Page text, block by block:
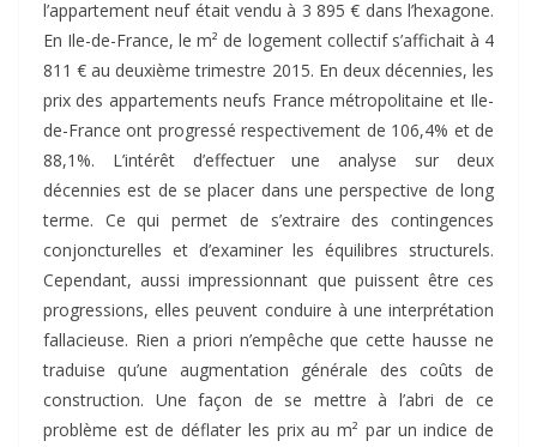
l’appartement neuf était vendu à 3 895 € dans l’hexagone.
En Ile-de-France, le m² de logement collectif s’affichait à 4
811 € au deuxième trimestre 2015. En deux décennies, les
prix des appartements neufs France métropolitaine et Ile-
de-France ont progressé respectivement de 106,4% et de
88,1%. L’intérêt d’effectuer une analyse sur deux
décennies est de se placer dans une perspective de long
terme. Ce qui permet de s’extraire des contingences
conjoncturelles et d’examiner les équilibres structurels.
Cependant, aussi impressionnant que puissent être ces
progressions, elles peuvent conduire à une interprétation
fallacieuse. Rien a priori n’empêche que cette hausse ne
traduise qu’une augmentation générale des coûts de
construction. Une façon de se mettre à l’abri de ce
problème est de déflater les prix au m² par un indice de